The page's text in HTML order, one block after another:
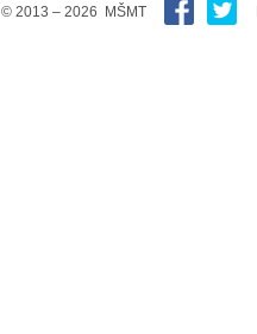
© 2013 – 2026 MŠMT